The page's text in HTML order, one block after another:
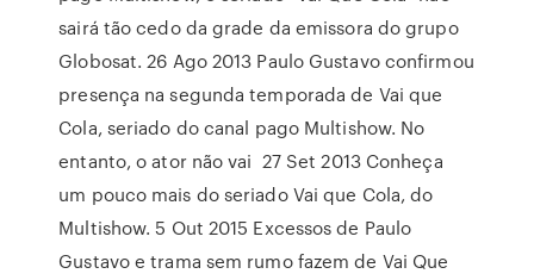
sairá tão cedo da grade da emissora do grupo
Globosat. 26 Ago 2013 Paulo Gustavo confirmou
presença na segunda temporada de Vai que
Cola, seriado do canal pago Multishow. No
entanto, o ator não vai 27 Set 2013 Conheça
um pouco mais do seriado Vai que Cola, do
Multishow. 5 Out 2015 Excessos de Paulo
Gustavo e trama sem rumo fazem de Vai Que